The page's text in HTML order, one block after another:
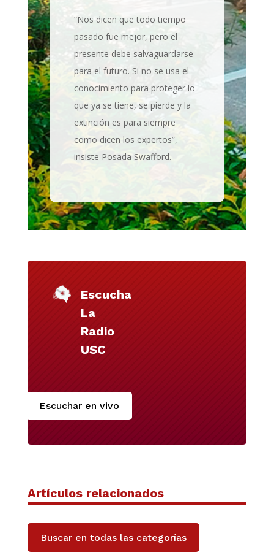
“Nos dicen que todo tiempo
pasado fue mejor, pero el
presente debe salvaguardarse
para el futuro. Si no se usa el
conocimiento para proteger lo
que ya se tiene, se pierde y la
extinción es para siempre
como dicen los expertos”,
insiste Posada Swafford.
Escucha
La
Radio
USC
Escuchar en vivo
Artículos relacionados
Buscar en todas las categorías